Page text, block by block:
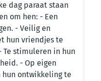
dag paraat staan
om hen: - Een
- Veilig en
hun vriendjes te
stimuleren in hun
- Op eigen
ontwikkeling te